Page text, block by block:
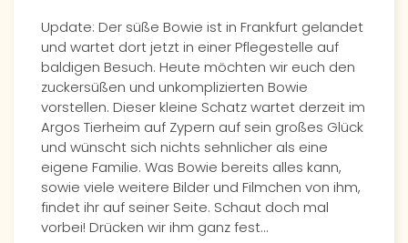
Update: Der süße Bowie ist in Frankfurt gelandet
und wartet dort jetzt in einer Pflegestelle auf
baldigen Besuch. Heute möchten wir euch den
zuckersüßen und unkomplizierten Bowie
vorstellen. Dieser kleine Schatz wartet derzeit im
Argos Tierheim auf Zypern auf sein großes Glück
und wünscht sich nichts sehnlicher als eine
eigene Familie. Was Bowie bereits alles kann,
sowie viele weitere Bilder und Filmchen von ihm,
findet ihr auf seiner Seite. Schaut doch mal
vorbei! Drücken wir ihm ganz fest…